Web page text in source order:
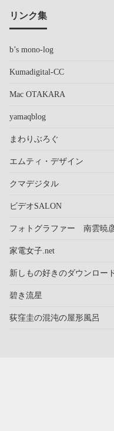
リンク集
b’s mono-log
Kumadigital-CC
Mac OTAKARA
yamaqblog
まわりぶろぐ
エムティ・デザイン
クマデジタル
ビデオSALON
フォトグラファー 南雲暁
家電女子.net
新しもの好きのダウンロー
碧き流星
荻窪圭の混沌の屋形風呂